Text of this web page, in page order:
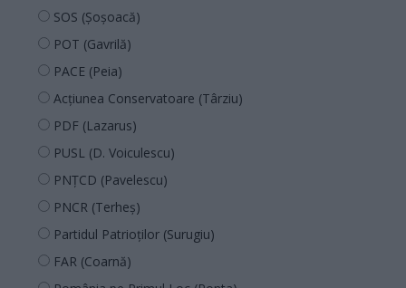
SOS (Șoșoacă)
POT (Gavrilă)
PACE (Peia)
Acțiunea Conservatoare (Târziu)
PDF (Lazarus)
PUSL (D. Voiculescu)
PNȚCD (Pavelescu)
PNCR (Terheș)
Partidul Patrioților (Surugiu)
FAR (Coarnă)